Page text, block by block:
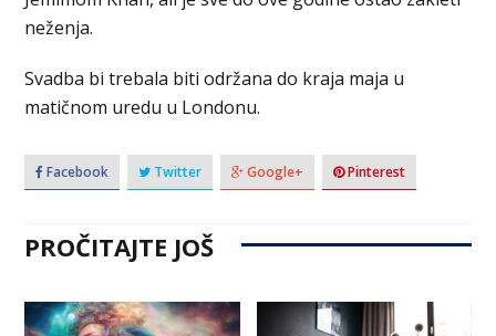
neženja.
Svadba bi trebala biti održana do kraja maja u
matičnom uredu u Londonu.
Facebook Twitter Google+ Pinterest
PROČITAJTE JOŠ